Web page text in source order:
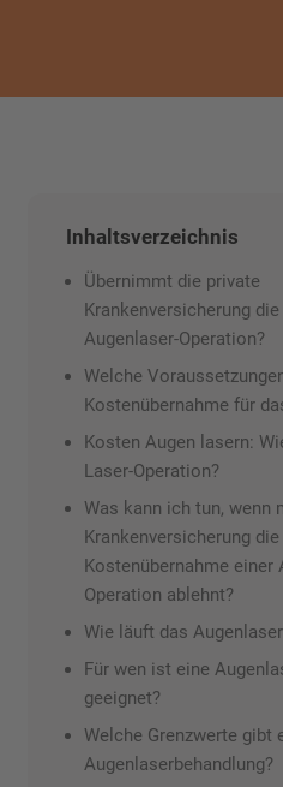
Inhaltsverzeichnis
Übernimmt die private
Krankenversicherung
Augenlaser-Operation?
Welche
Kostenübernahme für
Kosten Augen lasern:
Laser-Operation?
Was kann ich tun, wenn
Krankenversicherung die
Kostenübernahme einer
Operation ablehnt?
Wie läuft das
Für wen ist eine
geeignet?
Welche Grenzwerte gibt
Augenlaserbehandlung?